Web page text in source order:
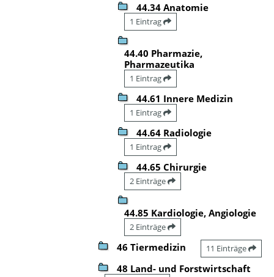
44.34 Anatomie
1 Eintrag
44.40 Pharmazie,
Pharmazeutika
1 Eintrag
44.61 Innere Medizin
1 Eintrag
44.64 Radiologie
1 Eintrag
44.65 Chirurgie
2 Einträge
44.85 Kardiologie, Angiologie
2 Einträge
46 Tiermedizin 11 Einträge
48 Land- und Forstwirtschaft